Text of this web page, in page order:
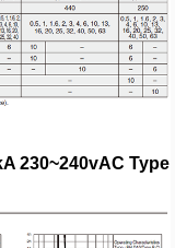
230~240vAC Type